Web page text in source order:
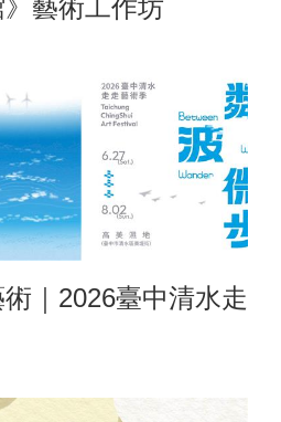
藝術工作坊
｜2026臺中清水走